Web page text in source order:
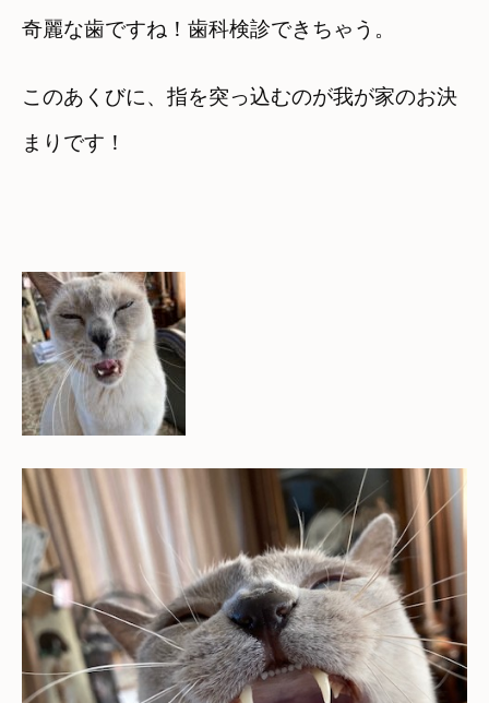
奇麗な歯ですね！歯科検診できちゃう。
このあくびに、指を突っ込むのが我が家のお決
まりです！